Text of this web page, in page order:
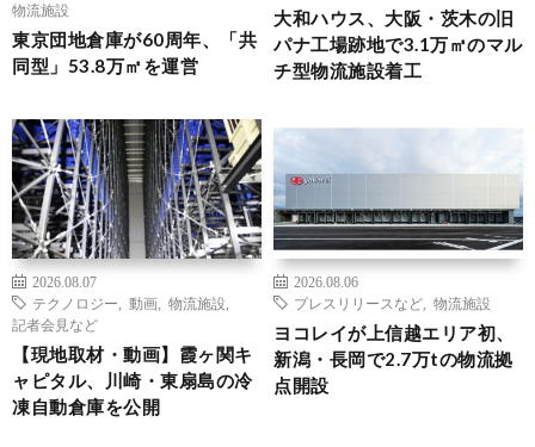
物流施設
東京団地倉庫が60周年、「共
同型」53.8万㎡を運営
大和ハウス、大阪・茨木の旧
パナ工場跡地で3.1万㎡のマル
チ型物流施設着工
2026.08.07
テクノロジー
動画 物流施設
記者会見など
【現地取材・動画】霞ヶ関キ
ャピタル、川崎・東扇島の冷
凍自動倉庫を公開
2026.08.06
プレスリリースなど
物流施設
ヨコレイが上信越エリア初、
新潟・長岡で2.7万tの物流拠
点開設